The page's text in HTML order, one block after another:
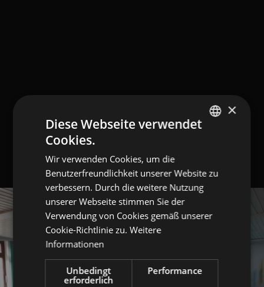
×
Diese Webseite verwendet
Cookies.
Wir verwenden Cookies, um die
Benutzerfreundlichkeit unserer Website zu
verbessern. Durch die weitere Nutzung
unserer Webseite stimmen Sie der
Verwendung von Cookies gemäß unserer
Cookie-Richtlinie zu. Weitere
Informationen
Unbedingt
erforderlich
Performance